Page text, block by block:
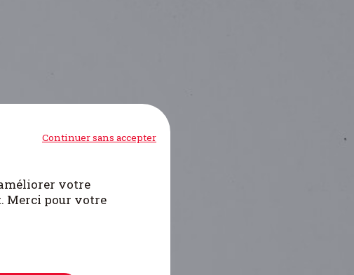
votre
Merci pour votre
Continuer sans accepter